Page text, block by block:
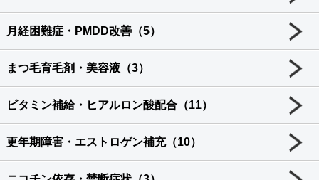
月経困難症・PMDD改善（5）
まつ毛育毛剤・美容液（3）
ビタミン補給・ヒアルロン酸配合（11）
更年期障害・エストロゲン補充（10）